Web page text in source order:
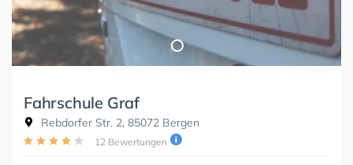
Fahrschule Graf
Rebdorfer Str. 2, 85072 Bergen
12 Bewertungen